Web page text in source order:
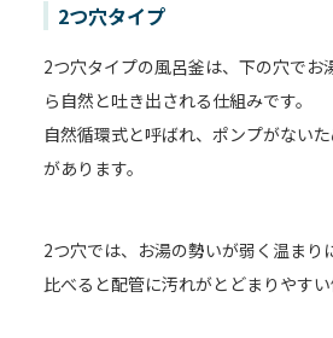
2つ穴タイプ
2つ穴タイプの風呂釜は、下の穴でお
ら自然と吐き出される仕組みです。
自然循環式と呼ばれ、ポンプがない
があります。
2つ穴では、お湯の勢いが弱く温まり
比べると配管に汚れがとどまりやすい